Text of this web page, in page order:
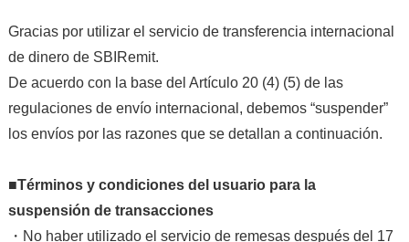
Gracias por utilizar el servicio de transferencia internacional
de dinero de SBIRemit.
De acuerdo con la base del Artículo 20 (4) (5) de las
regulaciones de envío internacional, debemos “suspender”
los envíos por las razones que se detallan a continuación.
■Términos y condiciones del usuario para la
suspensión de transacciones
・No haber utilizado el servicio de remesas después del 17